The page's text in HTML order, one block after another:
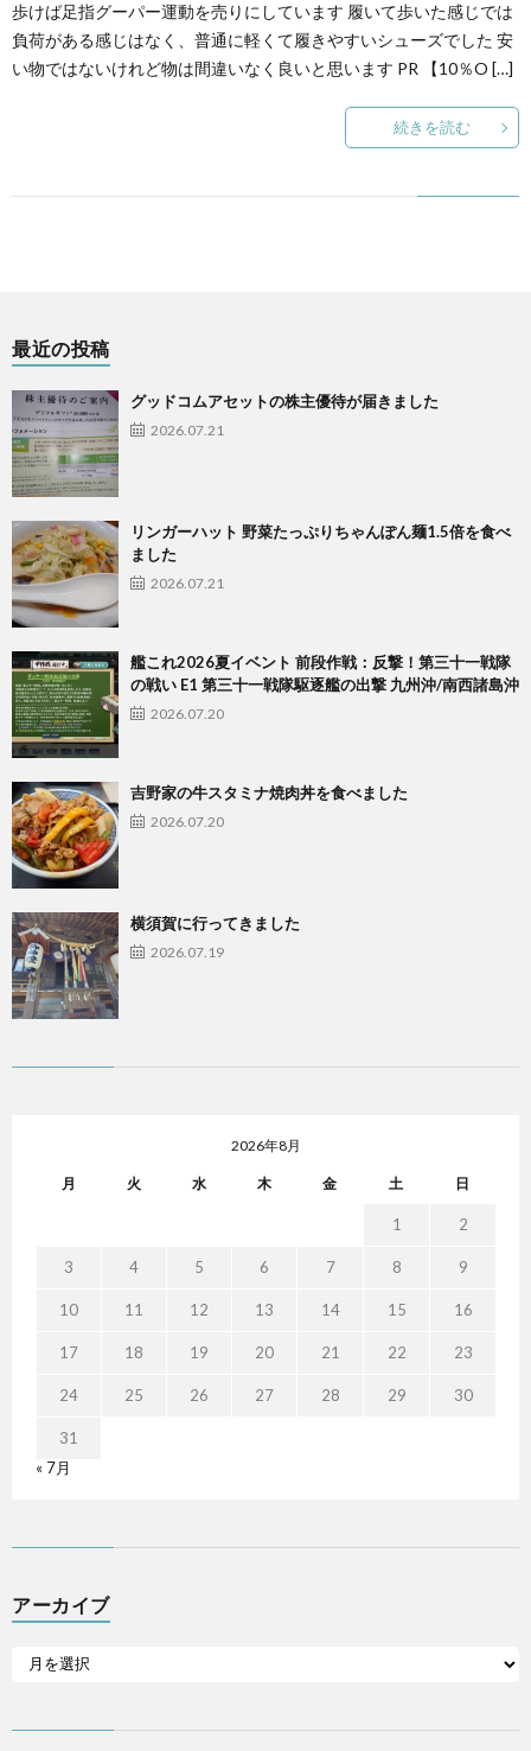
歩けば足指グーパー運動を売りにしています 履いて歩いた感じでは
負荷がある感じはなく、普通に軽くて履きやすいシューズでした 安
い物ではないけれど物は間違いなく良いと思います PR 【10％O […]
続きを読む
最近の投稿
グッドコムアセットの株主優待が届きました
2026.07.21
リンガーハット 野菜たっぷりちゃんぽん麺1.5倍を食べ
ました
2026.07.21
艦これ2026夏イベント 前段作戦：反撃！第三十一戦隊
の戦い E1 第三十一戦隊駆逐艦の出撃 九州沖/南西諸島沖
2026.07.20
吉野家の牛スタミナ焼肉丼を食べました
2026.07.20
横須賀に行ってきました
2026.07.19
2026年8月
月 火 水 木 金 土 日
1 2
3 4 5 6 7 8 9
10 11 12 13 14 15 16
17 18 19 20 21 22 23
24 25 26 27 28 29 30
31
« 7月
アーカイブ